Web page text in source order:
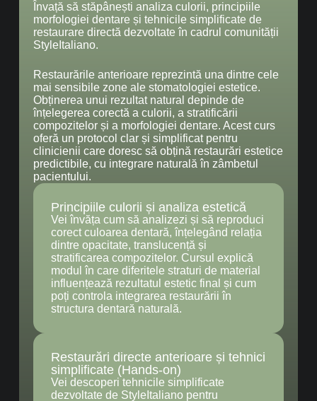
Învață să stăpânești analiza culorii, principiile
morfologiei dentare și tehnicile simplificate de
restaurare directă dezvoltate în cadrul comunității
StyleItaliano.
Restaurările anterioare reprezintă una dintre cele
mai sensibile zone ale stomatologiei estetice.
Obținerea unui rezultat natural depinde de
înțelegerea corectă a culorii, a stratificării
compozitelor și a morfologiei dentare. Acest curs
oferă un protocol clar și simplificat pentru
clinicienii care doresc să obțină restaurări estetice
predictibile, cu integrare naturală în zâmbetul
pacientului.
Principiile culorii și analiza estetică
Vei învăța cum să analizezi și să reproduci
corect culoarea dentară, înțelegând relația
dintre opacitate, translucență și
stratificarea compozitelor. Cursul explică
modul în care diferitele straturi de material
influențează rezultatul estetic final și cum
poți controla integrarea restaurării în
structura dentară naturală.
Restaurări directe anterioare și tehnici
simplificate (Hands-on)
Vei descoperi tehnicile simplificate
dezvoltate de StyleItaliano pentru